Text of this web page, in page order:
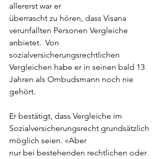
allererst war er
überrascht zu hören, dass Visana
verunfallten Personen Vergleiche
anbietet.  Von
sozialversicherungsrechtlichen
Vergleichen habe er in seinen bald 13
Jahren als Ombudsmann noch nie
gehört.
Er bestätigt, dass Vergleiche im
Sozialversicherungsrecht grundsätzlich
möglich seien. «Aber
nur bei bestehenden rechtlichen oder